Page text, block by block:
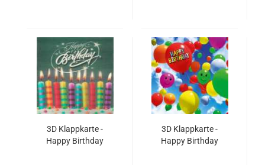
3D Klappkarte -
Happy Birthday
3D Klappkarte -
Happy Birthday